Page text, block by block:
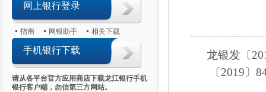
网上银行登录
指南 网银助手 相关下载
手机银行下载
请从各平台官方应用商店下载龙江银行手机
银行客户端，勿信第三方网站。
龙银发〔
〔2019〕